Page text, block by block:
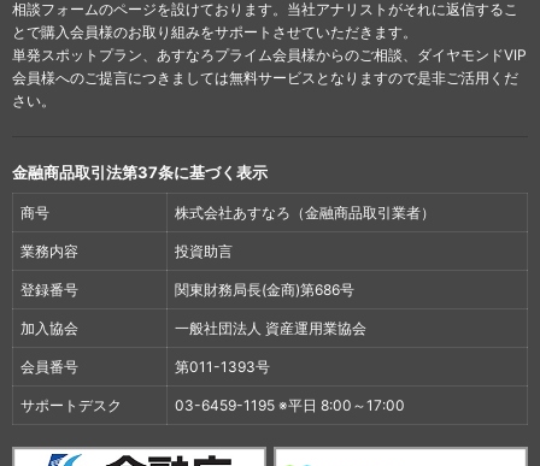
相談フォームのページを設けております。当社アナリストがそれに返信するこ
とで購入会員様のお取り組みをサポートさせていただきます。
単発スポットプラン、あすなろプライム会員様からのご相談、ダイヤモンドVIP
会員様へのご提言につきましては無料サービスとなりますので是非ご活用くだ
さい。
金融商品取引法第37条に基づく表示
商号 株式会社あすなろ（金融商品取引業者）
業務内容 投資助言
登録番号 関東財務局長(金商)第686号
加入協会 一般社団法人 資産運用業協会
会員番号 第011-1393号
サポートデスク 03-6459-1195 ※平日 8:00～17:00